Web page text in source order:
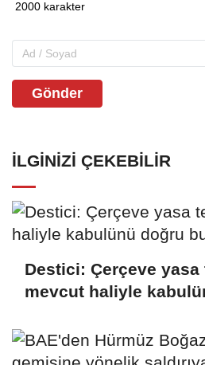
Gönder
İLGINIZI ÇEKEBILIR
Destici: Çerçeve
mevcut haliyle